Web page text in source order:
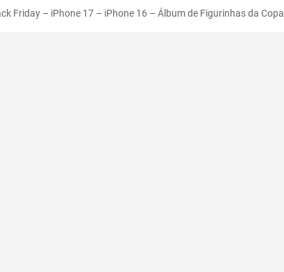
Friday – iPhone 17 – iPhone 16 – Álbum de Figurinhas da Copa